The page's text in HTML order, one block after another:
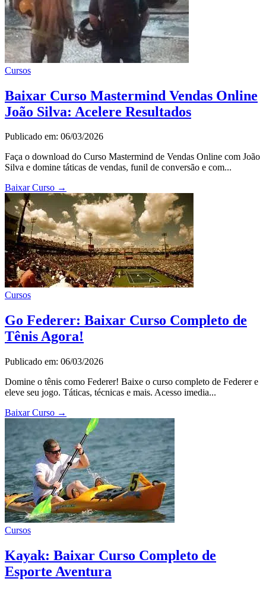
Cursos
Baixar Curso Mastermind Vendas Online
João Silva: Acelere Resultados
Publicado em: 06/03/2026
Faça o download do Curso Mastermind de Vendas Online com João
Silva e domine táticas de vendas, funil de conversão e com...
Baixar Curso →
Cursos
Go Federer: Baixar Curso Completo de
Tênis Agora!
Publicado em: 06/03/2026
Domine o tênis como Federer! Baixe o curso completo de Federer e
eleve seu jogo. Táticas, técnicas e mais. Acesso imedia...
Baixar Curso →
Cursos
Kayak: Baixar Curso Completo de
Esporte Aventura